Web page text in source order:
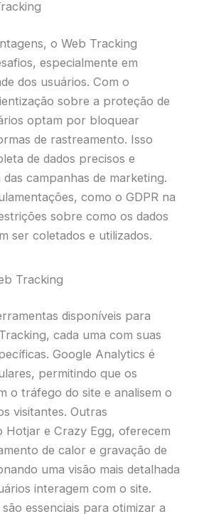
o Web Tracking
especialmente em
dos usuários. Com o
sobre a proteção de
optam por bloquear
de rastreamento. Isso
de dados precisos e
campanhas de marketing.
como o GDPR na
sobre como os dados
ser coletados e utilizados.
Tracking
disponíveis para
cada uma com suas
Google Analytics é
permitindo que os
o tráfego do site e analisem o
visitantes. Outras
Hotjar e Crazy Egg, oferecem
de calor e gravação de
uma visão mais detalhada
interagem com o site.
essenciais para otimizar a